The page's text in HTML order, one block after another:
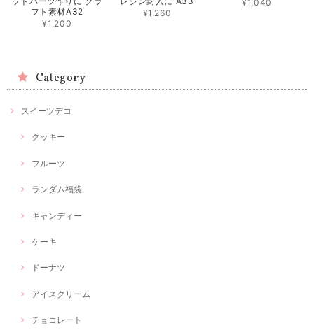
フト素材A32
¥1,200
¥1,260
¥1,040
Category
スイーツデコ
クッキー
フルーツ
ランダム福袋
キャンディー
ケーキ
ドーナツ
アイスクリーム
チョコレート